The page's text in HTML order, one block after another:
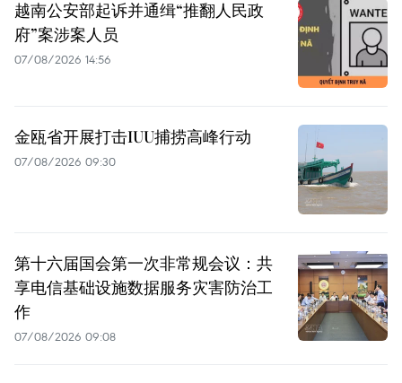
越南公安部起诉并通缉“推翻人民政
府”案涉案人员
07/08/2026 14:56
金瓯省开展打击IUU捕捞高峰行动
07/08/2026 09:30
第十六届国会第一次非常规会议：共
享电信基础设施数据服务灾害防治工
作
07/08/2026 09:08